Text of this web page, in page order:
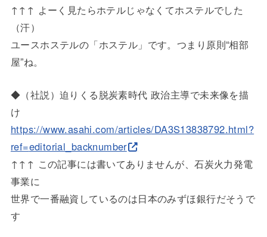
↑↑↑ よーく見たらホテルじゃなくてホステルでした
（汗）
ユースホステルの「ホステル」です。つまり原則“相部
屋”ね。
◆（社説）迫りくる脱炭素時代 政治主導で未来像を描
け
https://www.asahi.com/articles/DA3S13838792.html?
ref=editorial_backnumber
↑↑↑ この記事には書いてありませんが、石炭火力発電
事業に
世界で一番融資しているのは日本のみずほ銀行だそうで
す